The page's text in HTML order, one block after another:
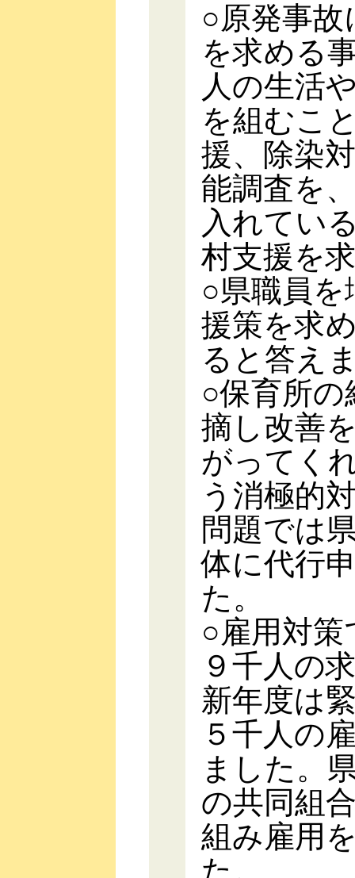
○原発事故
を求める
人の生活
を組むこ
援、除染
能調査を
入れてい
村支援を
○県職員を
援策を求
ると答え
○保育所の
摘し改善
がってく
う消極的
問題では
体に代行
た。
○雇用対策
９千人の
新年度は
５千人の
ました。
の共同組
組み雇用
た。